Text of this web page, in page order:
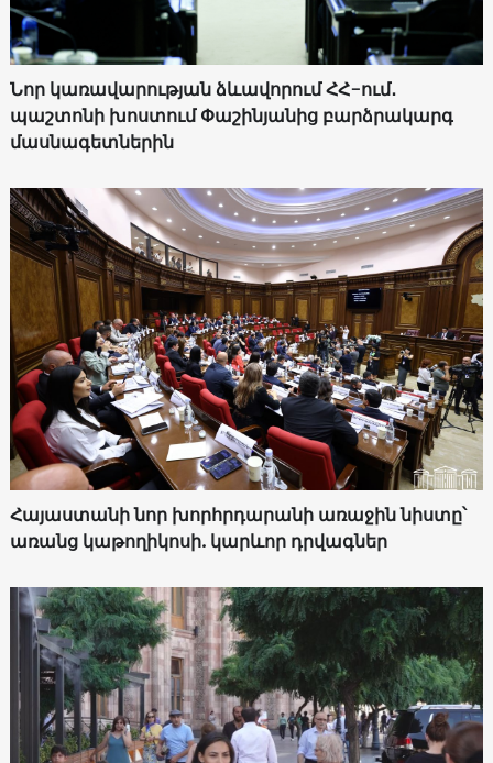
Նոր կառավարության ձևավորում ՀՀ-ում․
պաշտոնի խոստում Փաշինյանից բարձրակարգ
մասնագետներին
Հայաստանի նոր խորհրդարանի առաջին նիստը՝
առանց կաթողիկոսի. կարևոր դրվագներ